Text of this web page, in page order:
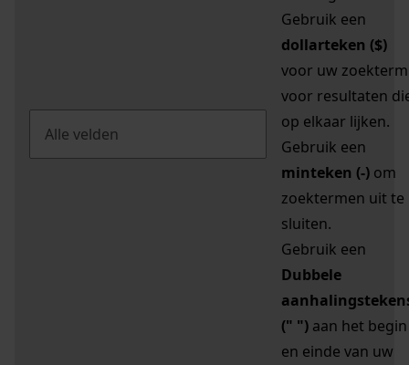
Gebruik een
dollarteken ($)
voor uw zoekterm
voor resultaten
op elkaar lijken.
Gebruik een
minteken (-) om
zoektermen uit te
sluiten.
Gebruik een
Dubbele
(" ") aan het begin
en einde van uw